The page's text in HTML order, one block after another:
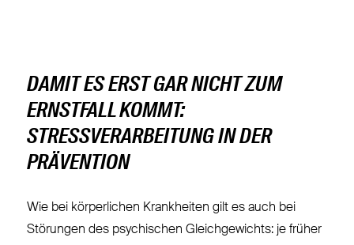
DAMIT ES ERST GAR NICHT ZUM
ERNSTFALL KOMMT:
STRESSVERARBEITUNG IN DER
PRÄVENTION
Wie bei körperlichen Krankheiten gilt es auch bei
Störungen des psychischen Gleichgewichts: je früher